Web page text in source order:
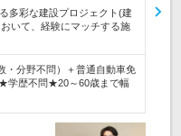
多彩な建設プロジェクト(建
いて、経験にマッチする施
・分野不問）＋普通自動車免
学歴不問★20～60歳まで幅